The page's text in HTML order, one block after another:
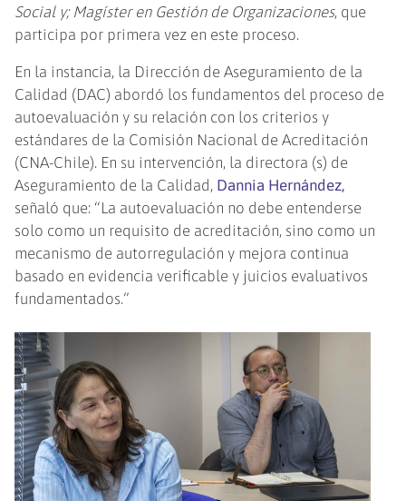
Social y; Magíster en Gestión de Organizaciones, que
participa por primera vez en este proceso.
En la instancia, la Dirección de Aseguramiento de la
Calidad (DAC) abordó los fundamentos del proceso de
autoevaluación y su relación con los criterios y
estándares de la Comisión Nacional de Acreditación
(CNA-Chile). En su intervención, la directora (s) de
Aseguramiento de la Calidad, Dannia Hernández,
señaló que: “La autoevaluación no debe entenderse
solo como un requisito de acreditación, sino como un
mecanismo de autorregulación y mejora continua
basado en evidencia verificable y juicios evaluativos
fundamentados.”